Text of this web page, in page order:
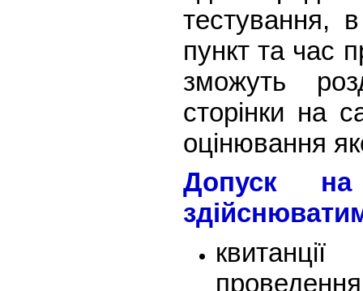
тестування,
пункт та час
зможуть
сторінки на
оцінювання
Допуск на